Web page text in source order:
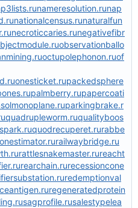
nameresolution.runap
nationalcensus.runaturalfun
necroticcaries.runegativefibr
observationballo
octupolephonon.ruof
onesticket.rupackedsphere
palmberry.rupapercoati
parkingbrake.r
quadrupleworm.ruqualityboos
quodrecuperet.rurabbe
railwaybridge.ru
rattlesnakemaster.rureacht
rearchain.rurecessioncone
redemptionval
regeneratedprotein
sagprofile.rusalestypelea